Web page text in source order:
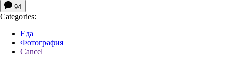
94
Categories:
Еда
Фотография
Cancel